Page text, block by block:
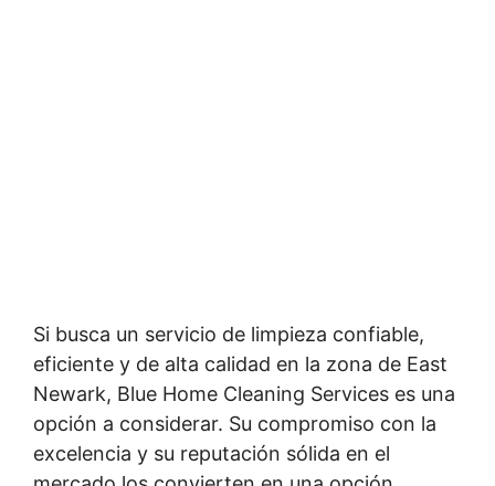
Si busca un servicio de limpieza confiable,
eficiente y de alta calidad en la zona de East
Newark, Blue Home Cleaning Services es una
opción a considerar. Su compromiso con la
excelencia y su reputación sólida en el